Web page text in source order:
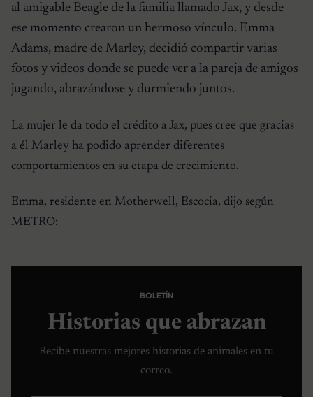
al amigable Beagle de la familia llamado Jax, y desde
ese momento crearon un hermoso vínculo. Emma
Adams, madre de Marley, decidió compartir varias
fotos y videos donde se puede ver a la pareja de amigos
jugando, abrazándose y durmiendo juntos.
La mujer le da todo el crédito a Jax, pues cree que gracias
a él Marley ha podido aprender diferentes
comportamientos en su etapa de crecimiento.
Emma, ​​residente en Motherwell, Escocia, dijo según
METRO:
BOLETÍN
Historias que abrazan
Recibe nuestras mejores historias de animales en tu
correo.